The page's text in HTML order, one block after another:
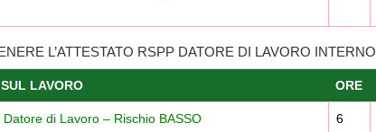
L’ATTESTATO RSPP DATORE DI LAVORO INTERNO
LAVORO ORE
di Lavoro – Rischio BASSO 6